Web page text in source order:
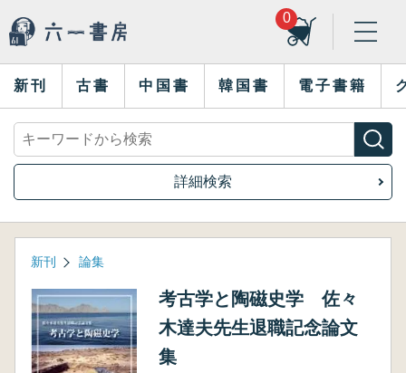
0
新刊 古書 中国書 韓国書 電子書籍
詳細検索
新刊 論集
考古学と陶磁史学 佐々
木達夫先生退職記念論文
集